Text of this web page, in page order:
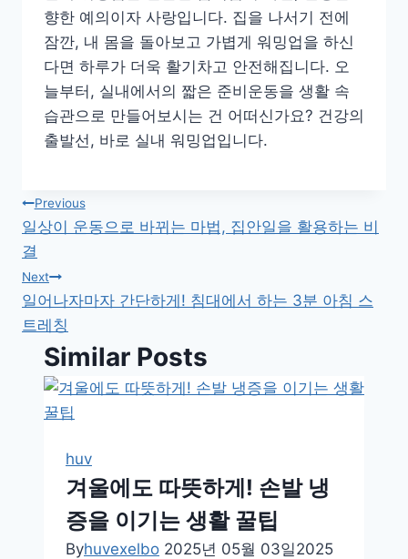
향한 예의이자 사랑입니다. 집을 나서기 전에
잠깐, 내 몸을 돌아보고 가볍게 워밍업을 하신
다면 하루가 더욱 활기차고 안전해집니다. 오
늘부터, 실내에서의 짧은 준비운동을 생활 속
습관으로 만들어보시는 건 어떠신가요? 건강의
출발선, 바로 실내 워밍업입니다.
글
탐
색
Previous
일상이 운동으로 바뀌는 마법, 집안일을 활용하는 비
결
Next
일어나자마자 간단하게! 침대에서 하는 3분 아침 스
트레칭
Similar Posts
huv
겨울에도 따뜻하게! 손발 냉
증을 이기는 생활 꿀팁
Byhuvexelbo 2025년 05월 03일2025